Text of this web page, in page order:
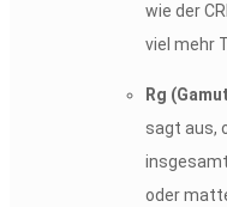
wie der
viel mehr
Rg
sagt aus,
oder